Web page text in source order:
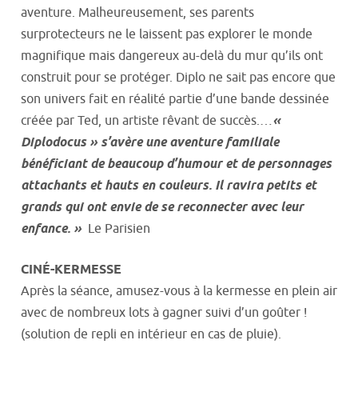
aventure. Malheureusement, ses parents
surprotecteurs ne le laissent pas explorer le monde
magnifique mais dangereux au-delà du mur qu’ils ont
construit pour se protéger. Diplo ne sait pas encore que
son univers fait en réalité partie d’une bande dessinée
créée par Ted, un artiste rêvant de succès.…«
Diplodocus » s’avère une aventure familiale
bénéficiant de beaucoup d’humour et de personnages
attachants et hauts en couleurs. Il ravira petits et
grands qui ont envie de se reconnecter avec leur
enfance. » Le Parisien
CINÉ-KERMESSE
Après la séance, amusez-vous à la kermesse en plein air
avec de nombreux lots à gagner suivi d’un goûter !
(solution de repli en intérieur en cas de pluie).